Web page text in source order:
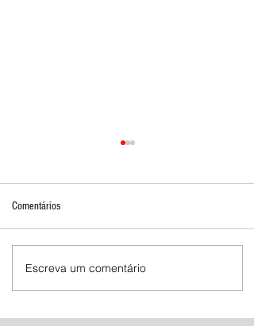
Mostra de Dança Artística celebra
cultura e talento em Brasília de
Comentários
Escreva um comentário